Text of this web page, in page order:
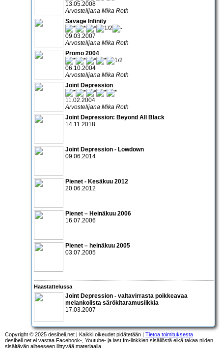
13.05.2008
Arvostelijana Mika Roth
Savage Infinity
09.03.2007
Arvostelijana Mika Roth
Promo 2004
06.10.2004
Arvostelijana Mika Roth
Joint Depression
11.02.2004
Arvostelijana Mika Roth
Joint Depression: Beyond All Black
14.11.2018
Joint Depression - Lowdown
09.06.2014
Pienet - Kesäkuu 2012
20.06.2012
Pienet – Heinäkuu 2006
16.07.2006
Pienet – heinäkuu 2005
03.07.2005
Haastattelussa
Joint Depression - valtavirrasta poikkeavaa
melankolista särökitaramusiikkia
17.03.2007
Copyright © 2025 desibeli.net | Kaikki oikeudet pidätetään | Tietoa toimituksesta
desibeli.net ei vastaa Facebook-, Youtube- ja last.fm-linkkien sisällöstä eikä takaa niiden
sisältävän aiheeseen liittyvää materiaalia.